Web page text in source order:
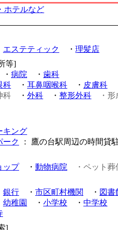
ホテルなど
エステティック ・ 理髪店
等]
病院 ・ 歯科
科 ・ 耳鼻咽喉科 ・ 皮膚科
科 ・ 外科 ・ 整形外科
・
キング
ーク
： 鷹の台駅周辺の時間貸
ップ・ 動物病院
・ペット葬
銀行 ・ 市区町村機関 ・ 図書
幼稚園 ・ 小学校 ・ 中学校
]